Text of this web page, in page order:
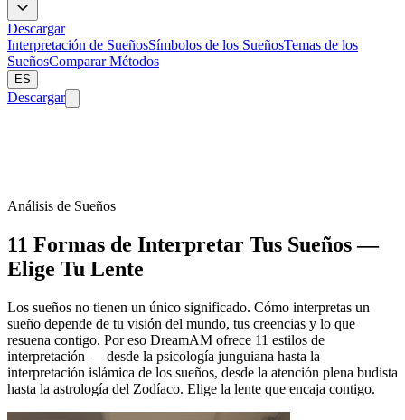
Descargar
Interpretación de SueñosSímbolos de los SueñosTemas de los
SueñosComparar Métodos
ES
Descargar
Análisis de Sueños
11 Formas de Interpretar Tus Sueños —
Elige Tu Lente
Los sueños no tienen un único significado. Cómo interpretas un
sueño depende de tu visión del mundo, tus creencias y lo que
resuena contigo. Por eso DreamAM ofrece 11 estilos de
interpretación — desde la psicología junguiana hasta la
interpretación islámica de los sueños, desde la atención plena budista
hasta la astrología del Zodíaco. Elige la lente que encaja contigo.